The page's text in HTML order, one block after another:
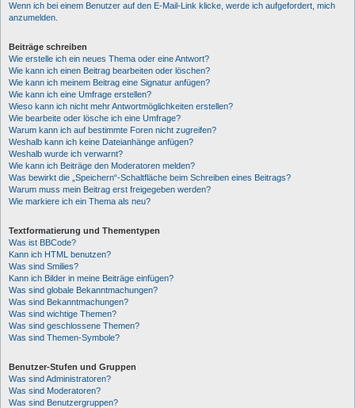
Wenn ich bei einem Benutzer auf den E-Mail-Link klicke, werde ich aufgefordert, mich
anzumelden.
Beiträge schreiben
Wie erstelle ich ein neues Thema oder eine Antwort?
Wie kann ich einen Beitrag bearbeiten oder löschen?
Wie kann ich meinem Beitrag eine Signatur anfügen?
Wie kann ich eine Umfrage erstellen?
Wieso kann ich nicht mehr Antwortmöglichkeiten erstellen?
Wie bearbeite oder lösche ich eine Umfrage?
Warum kann ich auf bestimmte Foren nicht zugreifen?
Weshalb kann ich keine Dateianhänge anfügen?
Weshalb wurde ich verwarnt?
Wie kann ich Beiträge den Moderatoren melden?
Was bewirkt die „Speichern“-Schaltfläche beim Schreiben eines Beitrags?
Warum muss mein Beitrag erst freigegeben werden?
Wie markiere ich ein Thema als neu?
Textformatierung und Thementypen
Was ist BBCode?
Kann ich HTML benutzen?
Was sind Smilies?
Kann ich Bilder in meine Beiträge einfügen?
Was sind globale Bekanntmachungen?
Was sind Bekanntmachungen?
Was sind wichtige Themen?
Was sind geschlossene Themen?
Was sind Themen-Symbole?
Benutzer-Stufen und Gruppen
Was sind Administratoren?
Was sind Moderatoren?
Was sind Benutzergruppen?